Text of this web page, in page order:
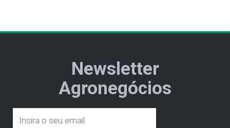
Newsletter
Agronegócios